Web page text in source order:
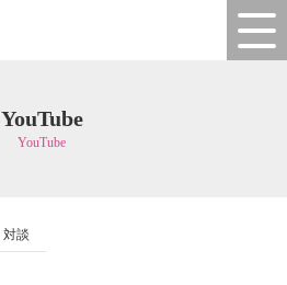
YouTube
YouTube
対談